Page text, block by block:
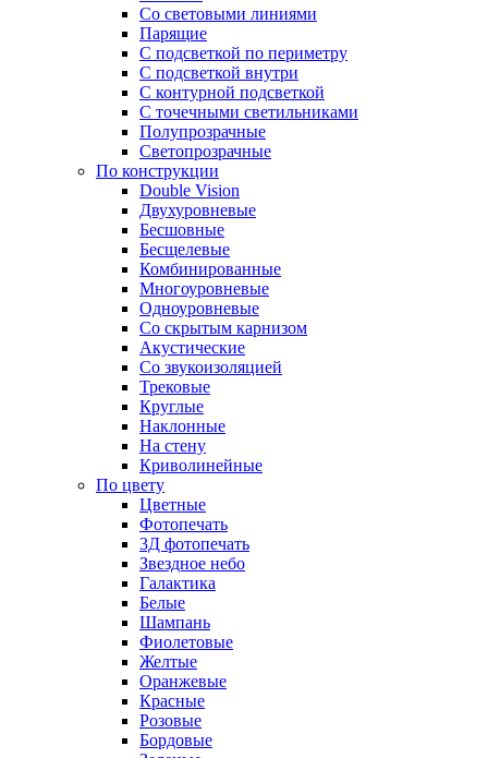
Со световыми линиями
Парящие
С подсветкой по периметру
С подсветкой внутри
С контурной подсветкой
С точечными светильниками
Полупрозрачные
Светопрозрачные
По конструкции
Double Vision
Двухуровневые
Бесшовные
Бесщелевые
Комбинированные
Многоуровневые
Одноуровневые
Со скрытым карнизом
Акустические
Со звукоизоляцией
Трековые
Круглые
Наклонные
На стену
Криволинейные
По цвету
Цветные
Фотопечать
3Д фотопечать
Звездное небо
Галактика
Белые
Шампань
Фиолетовые
Желтые
Оранжевые
Красные
Розовые
Бордовые